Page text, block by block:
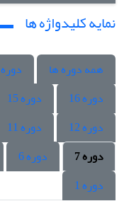
نمایه کلیدواژه ها
همه دوره ها دوره 19
دوره 16
دوره 15
دوره 12
دوره 11
دوره 7
دوره 6
دوره 1